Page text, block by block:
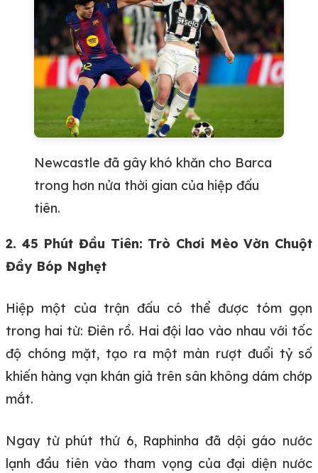
Newcastle đã gây khó khăn cho Barca
trong hơn nửa thời gian của hiệp đấu
tiên.
2. 45 Phút Đầu Tiên: Trò Chơi Mèo Vờn Chuột
Đầy Bóp Nghẹt
Hiệp một của trận đấu có thể được tóm gọn
trong hai từ: Điên rồ. Hai đội lao vào nhau với tốc
độ chóng mặt, tạo ra một màn rượt đuổi tỷ số
khiến hàng vạn khán giả trên sân không dám chớp
mắt.
Ngay từ phút thứ 6, Raphinha đã dội gáo nước
lạnh đầu tiên vào tham vọng của đại diện nước